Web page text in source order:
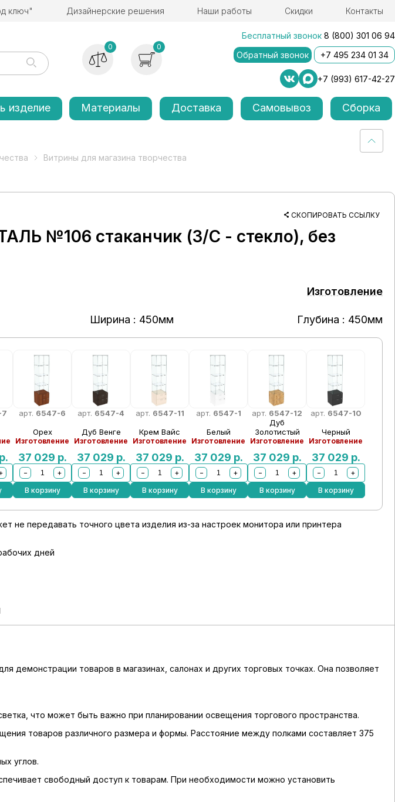
ключ" Дизайнерские решения Наши работы Скидки Контакты
0 0
Бесплатный звонок 8 (800) 301 06 94
Обратный звонок
+7 495 234 01 34
+7 (993) 617-42-27
изделие Материалы Доставка Самовывоз Сборка
Витрины для магазина творчества
СКОПИРОВАТЬ ССЫЛКУ
№106 стаканчик (З/C - стекло), без
Изготовление
Ширина : 450мм Глубина : 450мм
р.
арт. 6547-6
Орех
Изготовление
37 029 р.
−
+
В корзину
арт. 6547-4
Дуб Венге
Изготовление
37 029 р.
−
+
В корзину
арт. 6547-11
Крем Вайс
Изготовление
37 029 р.
−
+
В корзину
арт. 6547-1
Белый
Изготовление
37 029 р.
−
+
В корзину
арт. 6547-12
Дуб
Золотистый
Изготовление
37 029 р.
−
+
В корзину
арт. 6547-10
Черный
Изготовление
37 029 р.
−
+
В корзину
не передавать точного цвета изделия из-за настроек монитора или принтера
дней
демонстрации товаров в магазинах, салонах и других торговых точках. Она позволяет
что может быть важно при планировании освещения торгового пространства.
товаров различного размера и формы. Расстояние между полками составляет 375
углов.
свободный доступ к товарам. При необходимости можно установить